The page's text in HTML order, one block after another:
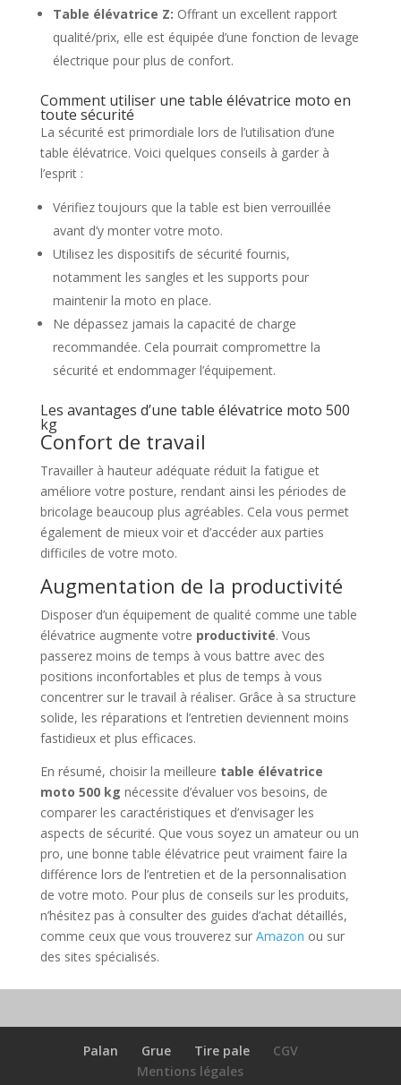
Table élévatrice Z: Offrant un excellent rapport
qualité/prix, elle est équipée d’une fonction de levage
électrique pour plus de confort.
Comment utiliser une table élévatrice moto en
toute sécurité
La sécurité est primordiale lors de l’utilisation d’une
table élévatrice. Voici quelques conseils à garder à
l’esprit :
Vérifiez toujours que la table est bien verrouillée
avant d’y monter votre moto.
Utilisez les dispositifs de sécurité fournis,
notamment les sangles et les supports pour
maintenir la moto en place.
Ne dépassez jamais la capacité de charge
recommandée. Cela pourrait compromettre la
sécurité et endommager l’équipement.
Les avantages d’une table élévatrice moto 500
kg
Confort de travail
Travailler à hauteur adéquate réduit la fatigue et
améliore votre posture, rendant ainsi les périodes de
bricolage beaucoup plus agréables. Cela vous permet
également de mieux voir et d’accéder aux parties
difficiles de votre moto.
Augmentation de la productivité
Disposer d’un équipement de qualité comme une table
élévatrice augmente votre productivité. Vous
passerez moins de temps à vous battre avec des
positions inconfortables et plus de temps à vous
concentrer sur le travail à réaliser. Grâce à sa structure
solide, les réparations et l’entretien deviennent moins
fastidieux et plus efficaces.
En résumé, choisir la meilleure table élévatrice
moto 500 kg nécessite d’évaluer vos besoins, de
comparer les caractéristiques et d’envisager les
aspects de sécurité. Que vous soyez un amateur ou un
pro, une bonne table élévatrice peut vraiment faire la
différence lors de l’entretien et de la personnalisation
de votre moto. Pour plus de conseils sur les produits,
n’hésitez pas à consulter des guides d’achat détaillés,
comme ceux que vous trouverez sur Amazon ou sur
des sites spécialisés.
Palan Grue Tire pale
CGV
Mentions légales